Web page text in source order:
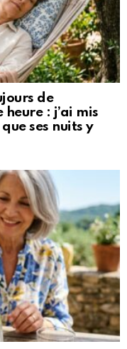
de
: j’ai mis
ses nuits y